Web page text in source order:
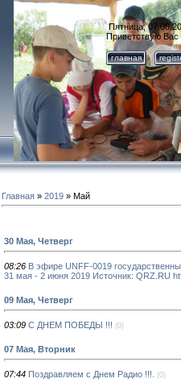
Пятница,
Приветствую Вас
главная
Главная » 2019 » Май
30 Мая, Четверг
08:26 В эфире UNFF-0019
31 мая - 2 июня 2019 Источник: QRZ.RU
09 Мая, Четверг
03:09 С ДНЕМ ПОБЕДЫ !!! (0)
07 Мая, Вторник
07:44 Поздравляем с Днем Радио !!!. (0)